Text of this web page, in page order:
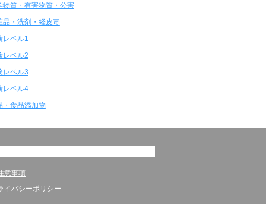
物質・有害物質・公害
品・洗剤・経皮毒
レベル1
レベル2
レベル3
レベル4
・食品添加物
意事項
イバシーポリシー